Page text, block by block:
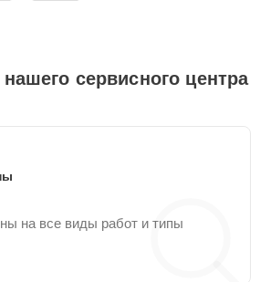
сервисного центра
на все виды работ и типы